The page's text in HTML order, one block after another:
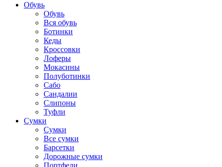
Обувь
Обувь
Вся обувь
Ботинки
Кеды
Кроссовки
Лоферы
Мокасины
Полуботинки
Сабо
Сандалии
Слипоны
Туфли
Сумки
Сумки
Все сумки
Барсетки
Дорожные сумки